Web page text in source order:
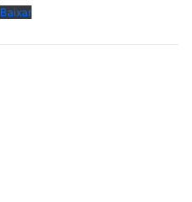
Baixar